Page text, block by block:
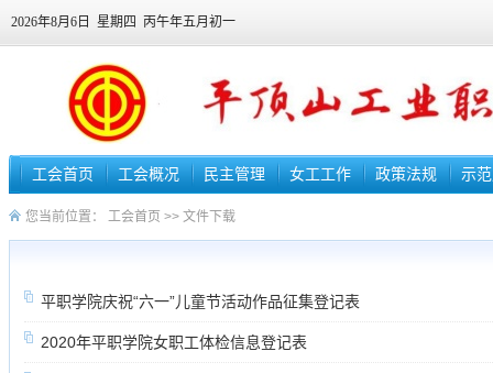
2026年8月6日 星期四 丙午年五月初一
工会首页 工会概况 民主管理 女工工作 政策法规 示
您当前位置： 工会首页 >> 文件下载
平职学院庆祝“六一”儿童节活动作品征集登记表
2020年平职学院女职工体检信息登记表